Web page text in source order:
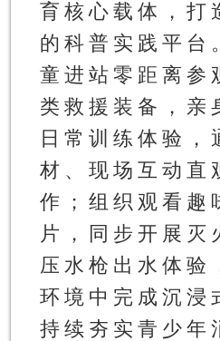
育核心载体，打
的科普实践平台
童进站零距离参
类救援装备，亲
日常训练体验，
材、现场互动直
作；组织观看趣
片，同步开展灭
压水枪出水体验
环境中完成沉浸
持续夯实青少年